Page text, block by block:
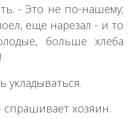
- Это не по-нашему;
еще нарезал - и то
больше хлеба
укладываться.
спрашивает хозяин.